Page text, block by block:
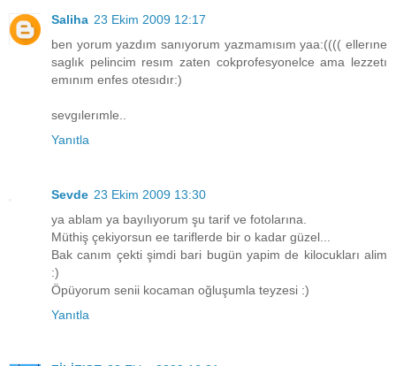
Saliha 23 Ekim 2009 12:17
ben yorum yazdım sanıyorum yazmamısım yaa:(((( ellerıne
saglık pelincim resım zaten cokprofesyonelce ama lezzetı
emınım enfes otesıdır:)
sevgılerımle..
Yanıtla
Sevde 23 Ekim 2009 13:30
ya ablam ya bayılıyorum şu tarif ve fotolarına.
Müthiş çekiyorsun ee tariflerde bir o kadar güzel...
Bak canım çekti şimdi bari bugün yapim de kilocukları alim
:)
Öpüyorum senii kocaman oğluşumla teyzesi :)
Yanıtla